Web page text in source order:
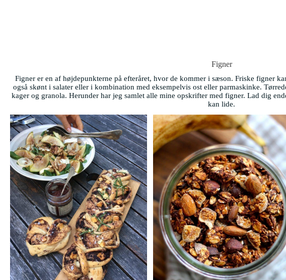
Figner
Figner er en af højdepunkterne på efteråret, hvor de kommer i sæson. Friske figner
også skønt i salater eller i kombination med eksempelvis ost eller parmaskinke.
kager og granola. Herunder har jeg samlet alle mine opskrifter med figner. Lad dig
kan lide.